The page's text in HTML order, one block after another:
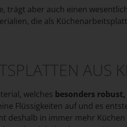
aber auch einen
die als
AUS
welches besonders
Flüssigkeiten auf und es
deshalb in immer mehr